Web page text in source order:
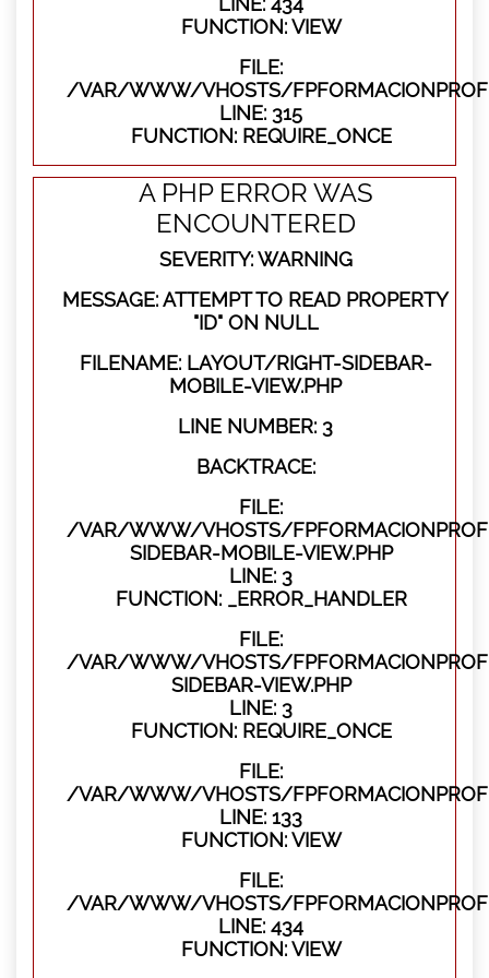
FUNCTION: VIEW
FILE:
/VAR/WWW/VHOSTS/
LINE: 315
FUNCTION: REQUIRE_ONCE
A PHP ERROR WAS
ENCOUNTERED
SEVERITY: WARNING
MESSAGE: ATTEMPT TO READ PROPERTY
"ID" ON NULL
FILENAME: LAYOUT/RIGHT-SIDEBAR-
MOBILE-VIEW.PHP
LINE NUMBER: 3
BACKTRACE:
FILE:
/VAR/WWW/VHOSTS/
SIDEBAR-MOBILE-VIEW.PHP
LINE: 3
FUNCTION: _ERROR_HANDLER
FILE:
/VAR/WWW/VHOSTS/
SIDEBAR-VIEW.PHP
LINE: 3
FUNCTION: REQUIRE_ONCE
FILE:
/VAR/WWW/VHOSTS/
LINE: 133
FUNCTION: VIEW
FILE:
/VAR/WWW/VHOSTS/
LINE: 434
FUNCTION: VIEW